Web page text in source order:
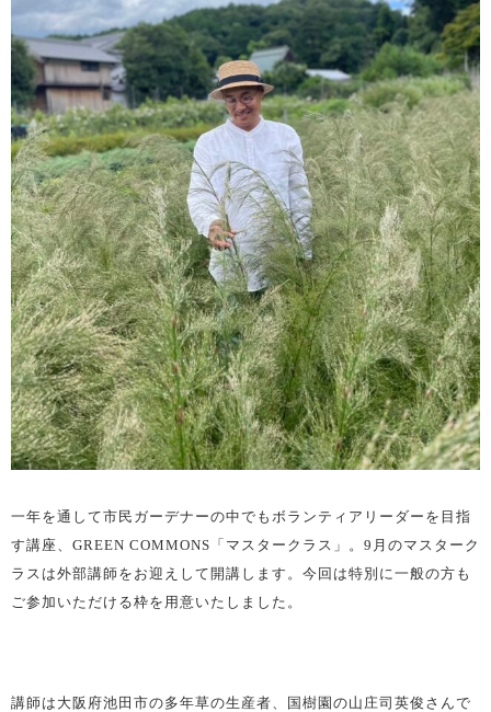
一年を通して市民ガーデナーの中でもボランティアリーダーを目指
す講座、GREEN COMMONS「マスタークラス」。9月のマスターク
ラスは外部講師をお迎えして開講します。今回は特別に一般の方も
ご参加いただける枠を用意いたしました。
講師は大阪府池田市の多年草の生産者、国樹園の山庄司英俊さんで